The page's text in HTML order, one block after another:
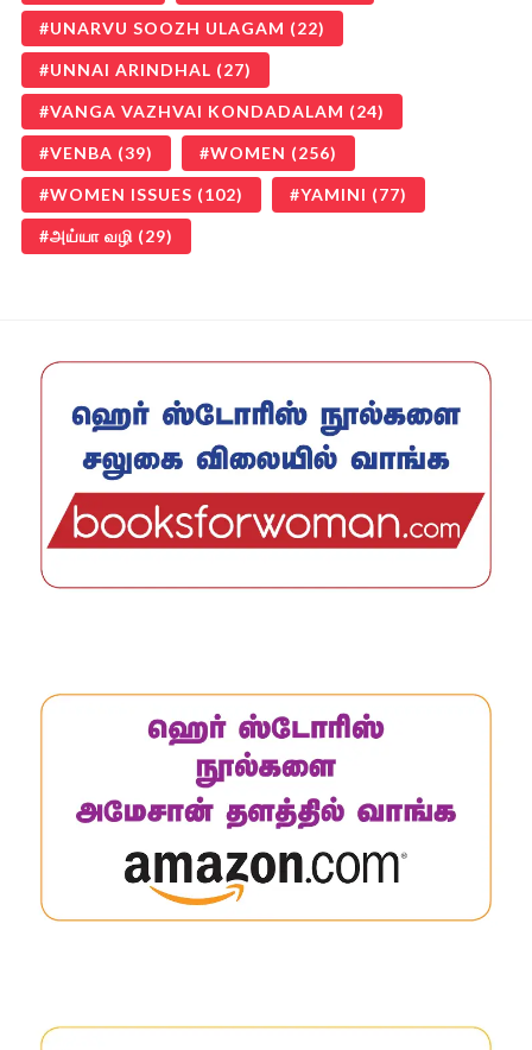
UNARVU SOOZH ULAGAM (22)
UNNAI ARINDHAL (27)
VANGA VAZHVAI KONDADALAM (24)
VENBA (39) WOMEN (256)
WOMEN ISSUES (102) YAMINI (77)
அய்யா வழி (29)